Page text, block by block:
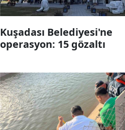
Kuşadası Belediyesi'ne
operasyon: 15 gözaltı